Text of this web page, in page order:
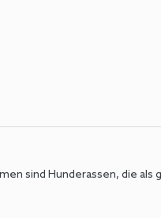
sind Hunderassen, die